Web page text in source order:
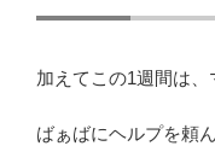
加えてこの1週間は、
ばぁばにヘルプを頼